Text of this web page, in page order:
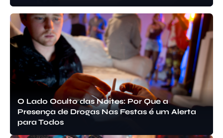
O Lado Oculto das Noites: Por Que a
Presença de Drogas Nas Festas é um Alerta
para Todos